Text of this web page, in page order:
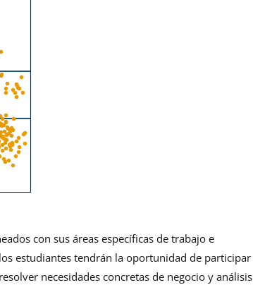
con sus áreas específicas de trabajo e
estudiantes tendrán la oportunidad de participar
necesidades concretas de negocio y análisis